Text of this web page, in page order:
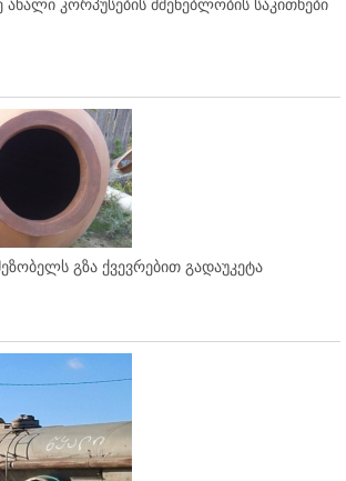
ახალი კორპუსების მშენებლობის საკითხები
გზა ქვევრებით გადაუკეტა